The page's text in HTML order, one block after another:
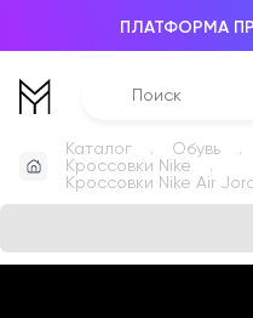
ПЛАТФОРМА
Каталог Обувь
Кроссовки Nike
Кроссовки Nike Air